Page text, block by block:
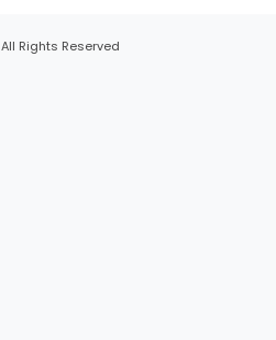
All Rights Reserved